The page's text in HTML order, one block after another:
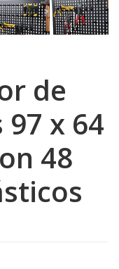
de
x 64
48